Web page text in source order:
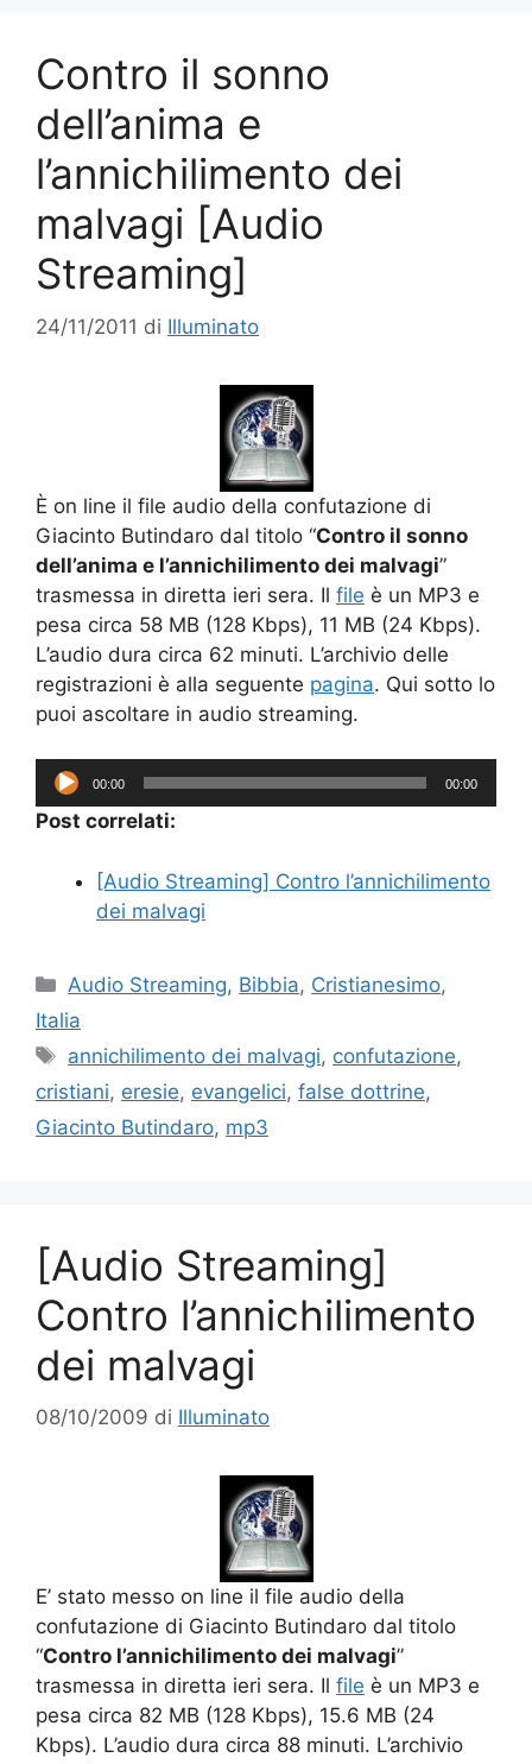
Contro il sonno
dell’anima e
l’annichilimento dei
malvagi [Audio
Streaming]
24/11/2011 di Illuminato
È on line il file audio della confutazione di
Giacinto Butindaro dal titolo “Contro il sonno
dell’anima e l’annichilimento dei malvagi”
trasmessa in diretta ieri sera. Il file è un MP3 e
pesa circa 58 MB (128 Kbps), 11 MB (24 Kbps).
L’audio dura circa 62 minuti. L’archivio delle
registrazioni è alla seguente pagina. Qui sotto lo
puoi ascoltare in audio streaming.
Audio
Player
00:00 00:00
Post correlati:
[Audio Streaming] Contro l’annichilimento
dei malvagi
Categorie
Audio Streaming, Bibbia, Cristianesimo,
Italia
Tag
annichilimento dei malvagi, confutazione,
cristiani, eresie, evangelici, false dottrine,
Giacinto Butindaro, mp3
[Audio Streaming]
Contro l’annichilimento
dei malvagi
08/10/2009 di Illuminato
E’ stato messo on line il file audio della
confutazione di Giacinto Butindaro dal titolo
“Contro l’annichilimento dei malvagi”
trasmessa in diretta ieri sera. Il file è un MP3 e
pesa circa 82 MB (128 Kbps), 15.6 MB (24
Kbps). L’audio dura circa 88 minuti. L’archivio